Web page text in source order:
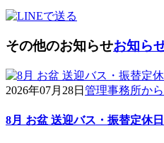
その他のお知らせお知ら
2026年07月28日 管理事務所か
8月 お盆 送迎バス・振替定休